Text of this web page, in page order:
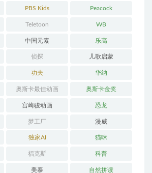
PBS Kids Peacock
Teletoon WB
中国元素 乐高
侦探 儿歌启蒙
功夫 华纳
奥斯卡最佳动画 奥斯卡金奖
宫崎骏动画 恐龙
梦工厂 漫威
独家AI 猫咪
福克斯 科普
美泰 自然拼读